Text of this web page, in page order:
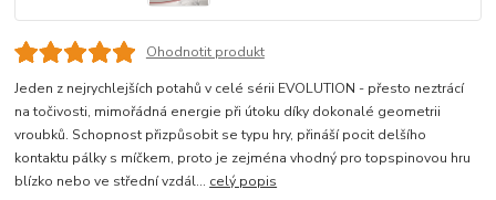
Ohodnotit produkt
Jeden z nejrychlejších potahů v celé sérii EVOLUTION - přesto neztrácí
na točivosti, mimořádná energie při útoku díky dokonalé geometrii
vroubků. Schopnost přizpůsobit se typu hry, přináší pocit delšího
kontaktu pálky s míčkem, proto je zejména vhodný pro topspinovou hru
blízko nebo ve střední vzdál... celý popis